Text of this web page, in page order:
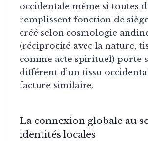
occidentale même si toutes
remplissent fonction de
créé selon cosmologie
(réciprocité avec la nature,
comme acte spirituel) porte
différent d’un tissu
facture similaire.
La connexion globale au
identités locales